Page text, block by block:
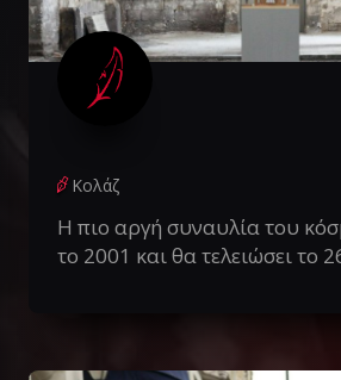
Κολάζ
Η πιο αργή συναυλία του
το 2001 και θα τελειώσει το